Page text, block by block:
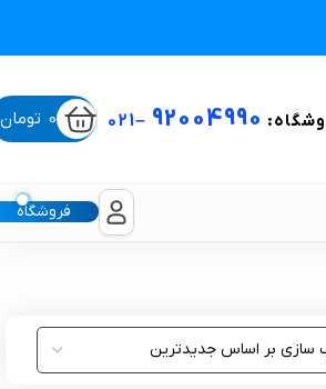
92004990
–
021
0 تومان
فروشگاه